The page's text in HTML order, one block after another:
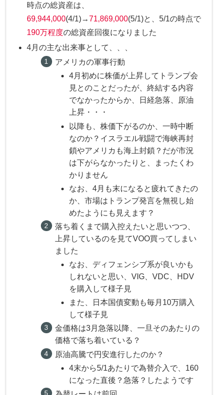
時点の総資産は、
69,944,000(4/1)→71,869,000(5/1)と、5/1の時点で
190万程度の総資産回復になりました
4月の主な出来事として、、、
アメリカの軍事行動
4月初めに株価が上昇してトランプ会
見とのことだったが、終結する内容
でなかったからか、日経急落、原油
上昇・・・
以降も、株価下がるのか、一時中断
なのか？イスラエル戦闘で海峡再封
鎖やアメリカも海上封鎖？だが市況
は下がらなかったりと、まったくわ
かりません
なお、4月も末になると疲れてきたの
か、市場はトランプ発言を無視し始
めたようにも見えます？
落ち着くまで購入控えたいと思いつつ、
上昇しているのを見てVOO買ってしまい
ました
なお、ディフェンシブ系が良いかも
しれないと思い、VIG、VDC、HDV
を購入して様子見
また、日本国債変動も毎月10万購入
して様子見
金価格は3月急落以降、一旦そのあたりの
価格で落ち着いている？
原油高騰で円安進行したのか？
4末から5/1あたりで為替介入で、160
になった直後？急落？したようです